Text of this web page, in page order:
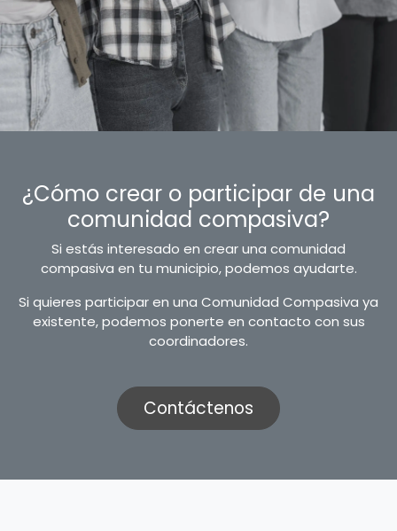
¿Cómo crear o participar de una
comunidad compasiva?
Si estás interesado en crear una comunidad
compasiva en tu municipio, podemos ayudarte.
Si quieres participar en una Comunidad Compasiva ya
existente, podemos ponerte en contacto con sus
coordinadores.
Contáctenos